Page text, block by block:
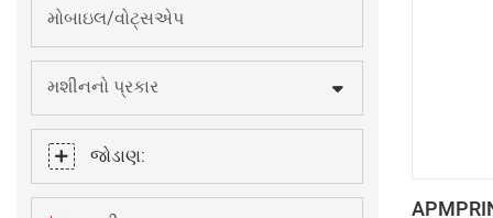
મોબાઇલ/વોટ્સએપ
મશીનનો પ્રકાર
જોડાણ: